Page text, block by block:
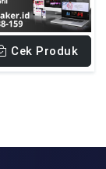
Cek Produk